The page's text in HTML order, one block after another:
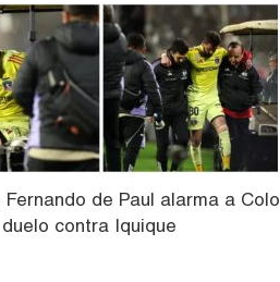
Fernando de Paul alarma a Colo
contra Iquique